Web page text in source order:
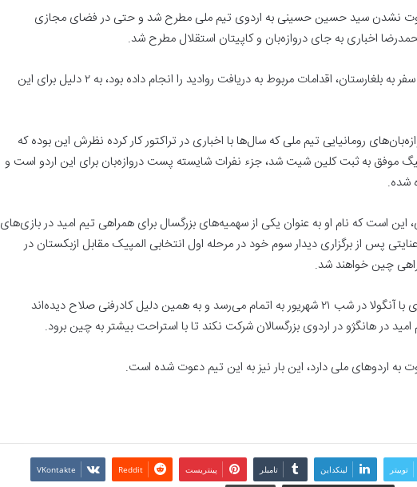
نشدن سید حسین حسینی به اردوی تیم ملی مطرح شد و حتی در فضای مجازی
اخباری به جای دروازه‌بان و کاپیتان استقلال مطرح شد.
طبق پیگیری‌ها، سید حسین حسینی که برای سفر به بلغارستان، اقدامات مربوط به دریافت روادید را انجام داده بود، به ۲ دلیل برای این
رومانیایی تیم ملی که سال‌ها با اخباری در تراکتور کار کرده نظرش این بوده که
که در ۳ هفته ابتدایی لیگ موفق به ثبت کلین شیت شد، جزء نفرات شایسته پست دروازه‌بان برای این اردو است و
شده‌.
است که نام او به عنوان یکی از سهمیه‌های بزرگسال برای همراهی تیم امید در بازی‌های
پس از برگزاری دیدار سوم خود در مرحله اول انتخابی المپیک مقابل ازبکستان در
اردوی تیم ملی بزرگسالان نیز پس از پایان بازی با آنگولا در شب ۲۱ شهریور به اتمام می‌رسد و به همین دلیل کادرفنی صلاح دیده‌اند
در هانگژو در اردوی بزرگسالان شرکت نکند تا با استراحت بیشتر به چین برود.
به اردوهای ملی دارد، این بار نیز به این تیم دعوت شده است.
توییتر لینکداین تامبلر پینتریست Reddit
VKontakte